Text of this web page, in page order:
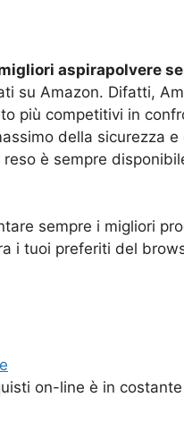
aspirapolvere
su Amazon. Difatti,
più competitivi in
della sicurezza
è sempre
sempre i migliori
i tuoi preferiti del
on-line è in